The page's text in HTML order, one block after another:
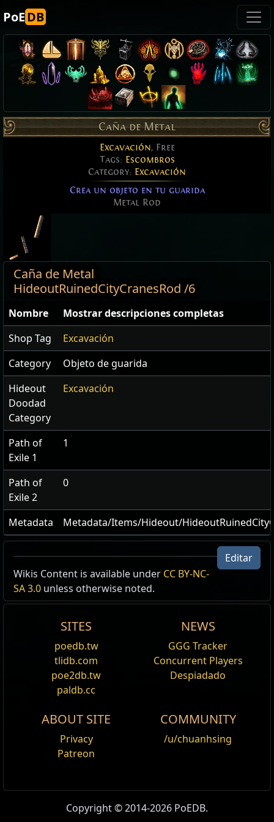
PoEDB
Caña de Metal
Excavación, Free
Tags: Escombros
Category: Excavación
Crea un objeto en tu guarida
Metal Rod
Caña de Metal
HideoutRuinedCityCranesRod /6
Nombre
Mostrar descripciones completas
Shop Tag
Excavación
Category
Objeto de guarida
Hideout
Doodad
Category
Excavación
Path of
Exile 1
1
Path of
Exile 2
0
Metadata Metadata/Items/Hideout/
Editar
Wikis Content is available under CC BY-NC-
SA 3.0 unless otherwise noted.
SITES
poedb.tw
tlidb.com
poe2db.tw
paldb.cc
NEWS
GGG Tracker
Concurrent Players
Despiadado
ABOUT SITE
Privacy
Patreon
COMMUNITY
/u/chuanhsing
Copyright © 2014-2026 PoEDB.